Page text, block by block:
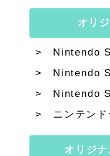
オリ
Nintendo
Nintendo
Nintendo
ニンテン
オリジ